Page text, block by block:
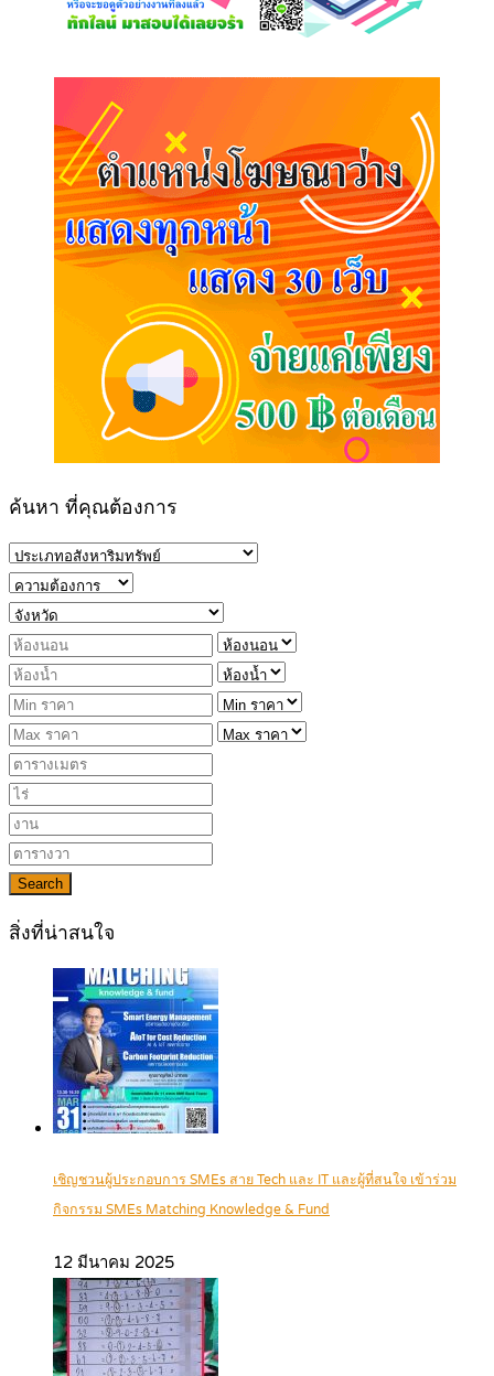
ค้นหา ที่คุณต้องการ
Search
สิ่งที่น่าสนใจ
เชิญชวนผู้ประกอบการ SMEs สาย Tech และ IT และผู้ที่สนใจ เข้าร่วม
กิจกรรม SMEs Matching Knowledge & Fund
12 มีนาคม 2025